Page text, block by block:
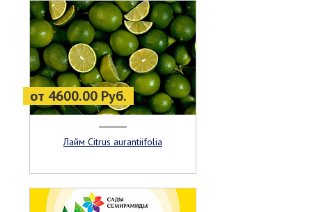
от 4600.00 Руб.
Лайм Citrus aurantiifolia